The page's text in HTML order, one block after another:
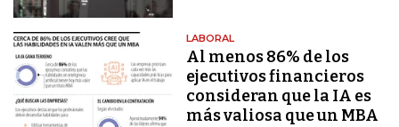
LABORAL
Al menos 86% de los
ejecutivos financieros
consideran que la IA es
más valiosa que un MBA